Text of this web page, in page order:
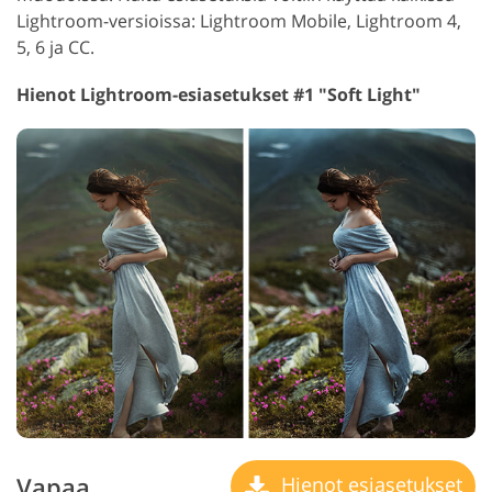
Lightroom-versioissa: Lightroom Mobile, Lightroom 4,
5, 6 ja CC.
Hienot Lightroom-esiasetukset #1 "Soft Light"
Hienot esiasetukset